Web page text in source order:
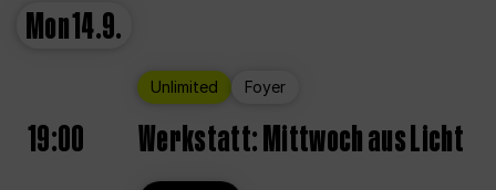
Mon14.9.
Unlimited Foyer
19:00 Werkstatt: Mittwoch aus Licht